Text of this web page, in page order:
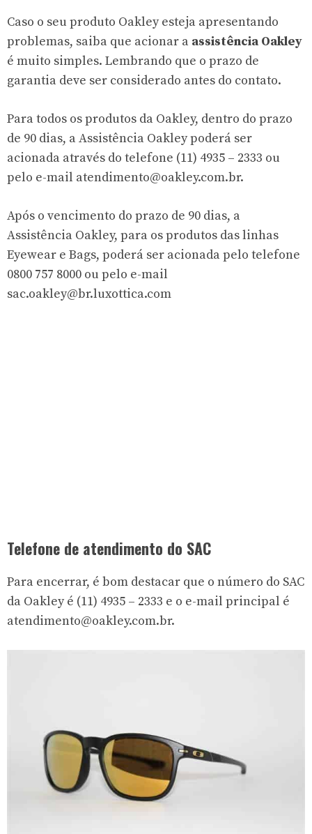
Caso o seu produto Oakley esteja apresentando
problemas, saiba que acionar a assistência Oakley
é muito simples. Lembrando que o prazo de
garantia deve ser considerado antes do contato.
Para todos os produtos da Oakley, dentro do prazo
de 90 dias, a Assistência Oakley poderá ser
acionada através do telefone (11) 4935 – 2333 ou
pelo e-mail atendimento@oakley.com.br.
Após o vencimento do prazo de 90 dias, a
Assistência Oakley, para os produtos das linhas
Eyewear e Bags, poderá ser acionada pelo telefone
0800 757 8000 ou pelo e-mail
sac.oakley@br.luxottica.com
Telefone de atendimento do SAC
Para encerrar, é bom destacar que o número do SAC
da Oakley é (11) 4935 – 2333 e o e-mail principal é
atendimento@oakley.com.br.